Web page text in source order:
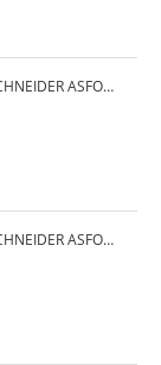
КОНТАКТ ШУКО 16A SCHNEIDER ASFORA EPH2900171 - АНРАЦИТ
КОНТАКТ ШУКО 16A SCHNEIDER ASFORA EPH2900121 - БЯЛ